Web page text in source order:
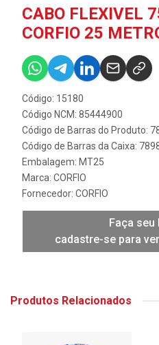
CABO FLEXIVEL
CORFIO 25
Código: 15180
Código NCM: 85444900
Código de Barras do Produto:
Código de Barras da Caixa:
Embalagem: MT25
Marca: CORFIO
Fornecedor: CORFIO
Faça seu
cadastre-se para
Produtos Relacionados